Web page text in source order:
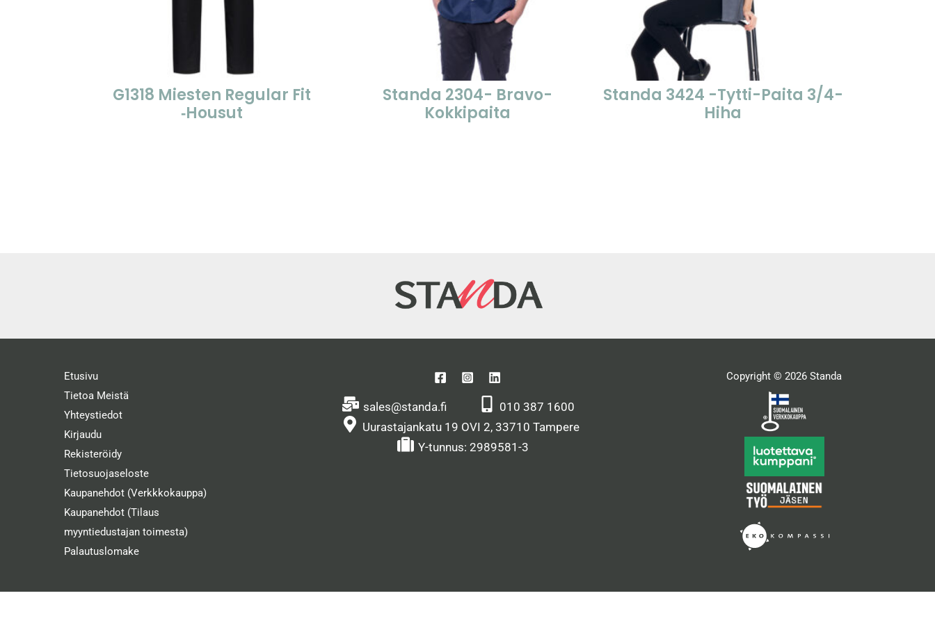
G1318 Miesten Regular Fit
‑housut
Standa 2304- Bravo-
Kokkipaita
Standa 3424 -Tytti-Paita 3/4-
Hiha
Etusivu
Tietoa Meistä
Yhteystiedot
Kirjaudu
Rekisteröidy
Tietosuojaseloste
Kaupanehdot (Verkkkokauppa)
Kaupanehdot (Tilaus
myyntiedustajan toimesta)
Palautuslomake
sales@standa.fi
010 387 1600
Uurastajankatu 19 OVI 2, 33710 Tampere
Y-tunnus: 2989581-3
Copyright © 2026 Standa